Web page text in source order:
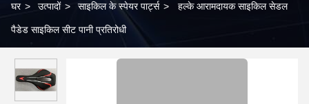
घर > उत्पादों > साइकिल के स्पेयर पार्ट्स > हल्के आरामदायक साइकिल सेडल
पैडेड साइकिल सीट पानी प्रतिरोधी